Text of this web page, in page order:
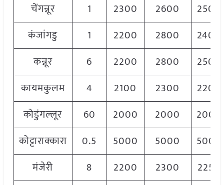
चेंगन्नूर
1 2300 2600
2500
कंजांगडु
1 2200 2800
2400
कन्नूर
6 2200 2800
2500
कायमकुलम
4 2100 2300
2200
कोडुंगल्लूर
60 2000 2000
2000
कोट्टाराक्कारा
0.5 5000 5000
5000
मंजेरी
8 2200 2300
2250